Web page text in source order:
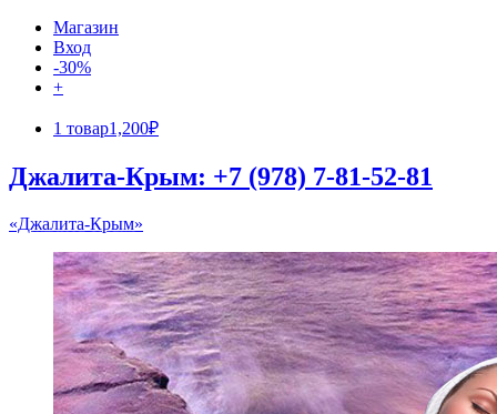
Магазин
Вход
-30%
+
1 товар1,200₽
Джалита-Крым: +7 (978) 7-81-52-81
«Джалита-Крым»